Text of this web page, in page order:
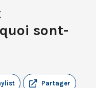
sont-
Partager